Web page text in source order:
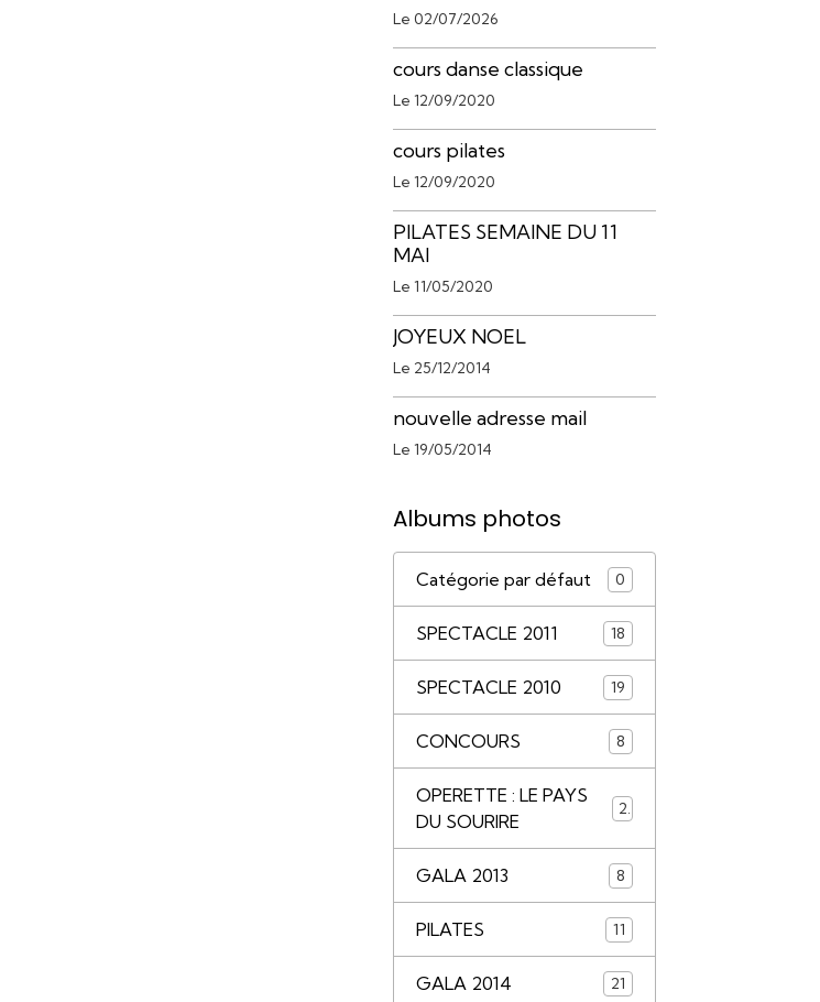
Le 02/07/2026
cours danse classique
Le 12/09/2020
cours pilates
Le 12/09/2020
PILATES SEMAINE DU 11
MAI
Le 11/05/2020
JOYEUX NOEL
Le 25/12/2014
nouvelle adresse mail
Le 19/05/2014
Albums photos
Catégorie par défaut 0
SPECTACLE 2011 18
SPECTACLE 2010 19
CONCOURS 8
OPERETTE : LE PAYS
DU SOURIRE
2
GALA 2013 8
PILATES 11
GALA 2014 21